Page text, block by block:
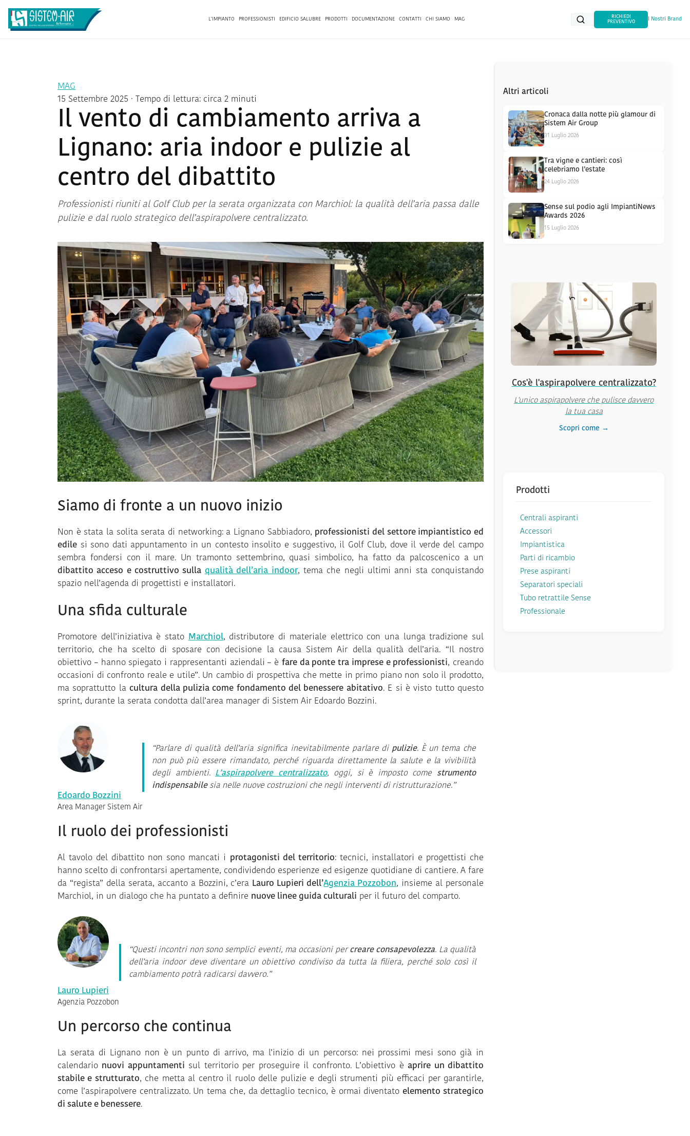
L’IMPIANTO PROFESSIONISTI EDIFICIO SALUBRE PRODOTTI DOCUMENTAZIONE CONTATTI CHI SIAMO MAG
RICHIEDI
PREVENTIVO
I Nostri Brand
MAG
15 Settembre 2025 · Tempo di lettura: circa 2 minuti
Il vento di cambiamento arriva a
Lignano: aria indoor e pulizie al
centro del dibattito
Professionisti riuniti al Golf Club per la serata organizzata con Marchiol: la qualità dell’aria passa dalle
pulizie e dal ruolo strategico dell’aspirapolvere centralizzato.
Siamo di fronte a un nuovo inizio
Non è stata la solita serata di networking: a Lignano Sabbiadoro, professionisti del settore impiantistico ed
edile si sono dati appuntamento in un contesto insolito e suggestivo, il Golf Club, dove il verde del campo
sembra fondersi con il mare. Un tramonto settembrino, quasi simbolico, ha fatto da palcoscenico a un
dibattito acceso e costruttivo sulla qualità dell’aria indoor, tema che negli ultimi anni sta conquistando
spazio nell’agenda di progettisti e installatori.
Una sfida culturale
Promotore dell’iniziativa è stato Marchiol, distributore di materiale elettrico con una lunga tradizione sul
territorio, che ha scelto di sposare con decisione la causa Sistem Air della qualità dell’aria. “Il nostro
obiettivo – hanno spiegato i rappresentanti aziendali – è fare da ponte tra imprese e professionisti, creando
occasioni di confronto reale e utile”. Un cambio di prospettiva che mette in primo piano non solo il prodotto,
ma soprattutto lacultura della pulizia come fondamento del benessere abitativo. E si è visto tutto questo
sprint, durante la serata condotta dall’area manager di Sistem Air Edoardo Bozzini.
Edoardo Bozzini
Area Manager Sistem Air
“Parlare di qualità dell’aria significa inevitabilmente parlare di pulizie. È un tema che
non può più essere rimandato, perché riguarda direttamente la salute e la vivibilità
degli ambienti. L’aspirapolvere centralizzato, oggi, si è imposto come strumento
indispensabilesia nelle nuove costruzioni che negli interventi di ristrutturazione.”
Il ruolo dei professionisti
Al tavolo del dibattito non sono mancati i protagonisti del territorio: tecnici, installatori e progettisti che
hanno scelto di confrontarsi apertamente, condividendo esperienze ed esigenze quotidiane di cantiere. A fare
da “regista” della serata, accanto a Bozzini, c’era Lauro Lupieri dell’Agenzia Pozzobon, insieme al personale
Marchiol, in un dialogo che ha puntato a definire nuove linee guida culturali per il futuro del comparto.
Lauro Lupieri
Agenzia Pozzobon
“Questi incontri non sono semplici eventi, ma occasioni percreare consapevolezza. La qualità
dell’aria indoor deve diventare un obiettivo condiviso da tutta la filiera, perché solo così il
cambiamento potrà radicarsi davvero.”
Un percorso che continua
La serata di Lignano non è un punto di arrivo, ma l’inizio di un percorso: nei prossimi mesi sono già in
calendario nuovi appuntamenti sul territorio per proseguire il confronto. L’obiettivo èaprire un dibattito
stabile e strutturato, che metta al centro il ruolo delle pulizie e degli strumenti più efficaci per garantirle,
come l’aspirapolvere centralizzato. Un tema che, da dettaglio tecnico, è ormai diventatoelemento strategico
di salute e benessere.
Altri articoli
Cronaca dalla notte più glamour di
Sistem Air Group
31 Luglio 2026
Tra vigne e cantieri: così
celebriamo l’estate
24 Luglio 2026
Sense sul podio agli ImpiantiNews
Awards 2026
15 Luglio 2026
Cos'è l'aspirapolvere centralizzato?
L'unico aspirapolvere che pulisce davvero
la tua casa
Scopri come →
Prodotti
Centrali aspiranti
Accessori
Impiantistica
Parti di ricambio
Prese aspiranti
Separatori speciali
Tubo retrattile Sense
Professionale